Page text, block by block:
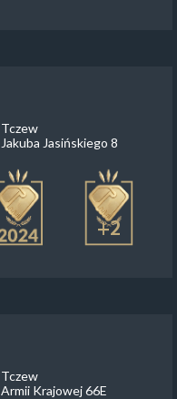
Tczew
Jakuba Jasińskiego 8
+2
Tczew
Armii Krajowej 66E